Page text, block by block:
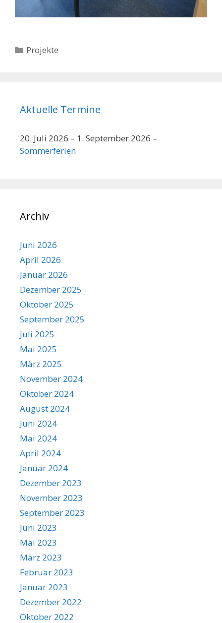
Kategorien
Projekte
Aktuelle Termine
20. Juli 2026 – 1. September 2026 –
Sommerferien
Archiv
Juni 2026
April 2026
Januar 2026
Dezember 2025
Oktober 2025
September 2025
Juli 2025
Mai 2025
März 2025
November 2024
Oktober 2024
August 2024
Juni 2024
Mai 2024
April 2024
Januar 2024
Dezember 2023
November 2023
September 2023
Juni 2023
Mai 2023
März 2023
Februar 2023
Januar 2023
Dezember 2022
Oktober 2022